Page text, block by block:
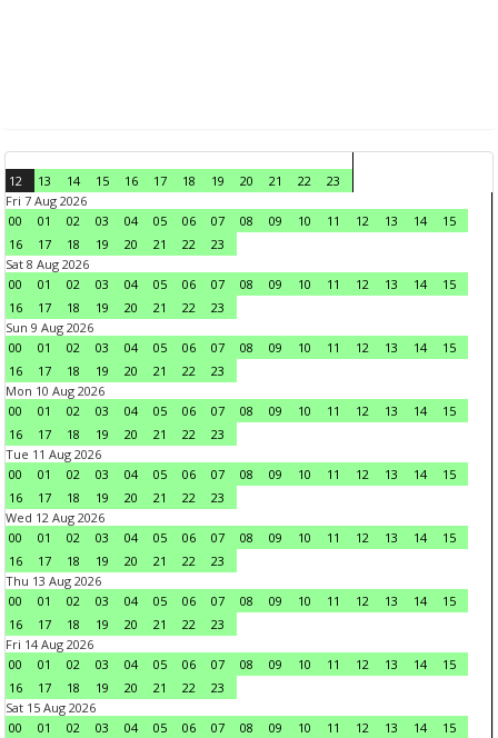
12 13 14 15 16 17 18 19 20 21 22
23
Fri 7 Aug 2026
00
01 02 03 04 05 06 07 08 09 10 11 12 13 14
15
16
17 18 19 20 21 22
23
Sat 8 Aug 2026
00
01 02 03 04 05 06 07 08 09 10 11 12 13 14
15
16
17 18 19 20 21 22
23
Sun 9 Aug 2026
00
01 02 03 04 05 06 07 08 09 10 11 12 13 14
15
16
17 18 19 20 21 22
23
Mon 10 Aug 2026
00
01 02 03 04 05 06 07 08 09 10 11 12 13 14
15
16
17 18 19 20 21 22
23
Tue 11 Aug 2026
00
01 02 03 04 05 06 07 08 09 10 11 12 13 14
15
16
17 18 19 20 21 22
23
Wed 12 Aug 2026
00
01 02 03 04 05 06 07 08 09 10 11 12 13 14
15
16
17 18 19 20 21 22
23
Thu 13 Aug 2026
00
01 02 03 04 05 06 07 08 09 10 11 12 13 14
15
16
17 18 19 20 21 22
23
Fri 14 Aug 2026
00
01 02 03 04 05 06 07 08 09 10 11 12 13 14
15
16
17 18 19 20 21 22
23
Sat 15 Aug 2026
00
01 02 03 04 05 06 07 08 09 10 11 12 13 14 15